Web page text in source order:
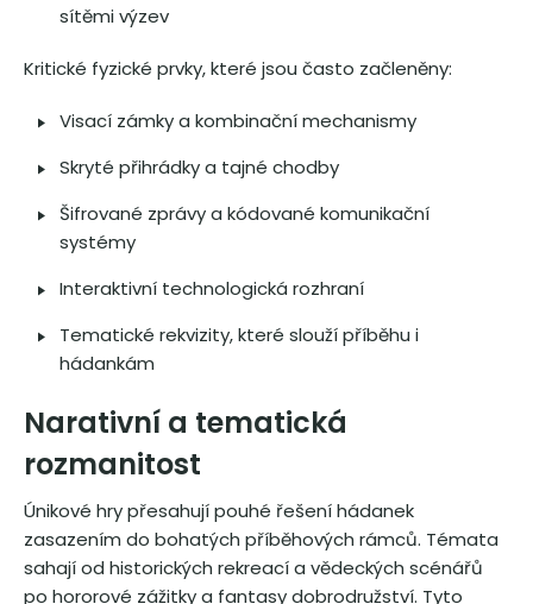
sítěmi výzev
Kritické fyzické prvky, které jsou často začleněny:
Visací zámky a kombinační mechanismy
Skryté přihrádky a tajné chodby
Šifrované zprávy a kódované komunikační
systémy
Interaktivní technologická rozhraní
Tematické rekvizity, které slouží příběhu i
hádankám
Narativní a tematická
rozmanitost
Únikové hry přesahují pouhé řešení hádanek
zasazením do bohatých příběhových rámců. Témata
sahají od historických rekreací a vědeckých scénářů
po hororové zážitky a fantasy dobrodružství. Tyto